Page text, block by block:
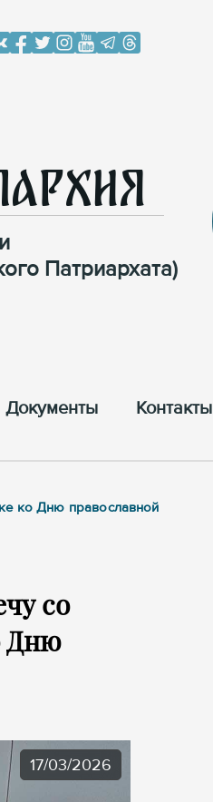
Патриархата)
Документы Контакты
ко Дню православной
со
Дню
17/03/2026